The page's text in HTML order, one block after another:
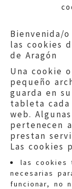
Bienvenida/
las cookies
de Aragón
Una cookie
pequeño
guarda en
tableta
web.
pertenecen
prestan
Las cookies
las cookies
necesarias
funcionar, no